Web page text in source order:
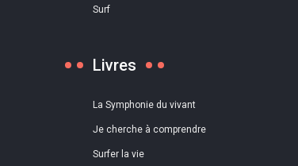
Surf
Livres
La Symphonie du vivant
Je cherche à comprendre
Surfer la vie